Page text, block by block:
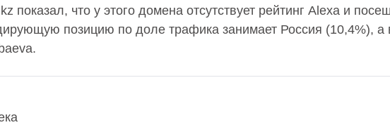
показал, что у этого домена отсутствует рейтинг Alexa и
позицию по доле трафика занимает Россия (10,4%),